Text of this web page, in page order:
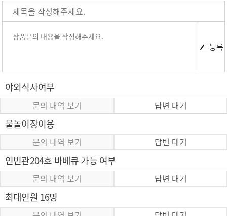
등록
야외식사여부
문의 내역 보기 답변 대기
물놀이장이용
문의 내역 보기 답변 대기
인빈관204호 바베큐 가능 여부
문의 내역 보기 답변 대기
최대인원 16명